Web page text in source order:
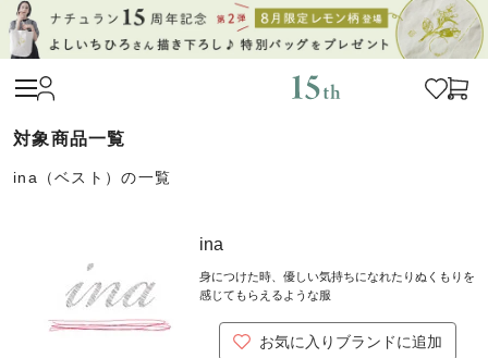
ina（ベスト）の一覧
ina
身につけた時、優しい気持ちになれたりぬくもりを
感じてもらえるような服
お気に入りブランドに追加